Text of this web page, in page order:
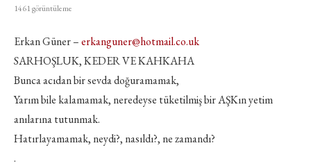
1461görüntüleme
Erkan Güner –erkanguner@hotmail.co.uk
SARHOŞLUK, KEDER VE KAHKAHA
Bunca acıdan bir sevda doğuramamak,
Yarım bile kalamamak, neredeyse tüketilmiş bir AŞKın yetim
anılarına tutunmak.
Hatırlayamamak, neydi?, nasıldı?, ne zamandı?
.